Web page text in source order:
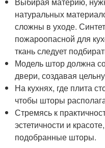
натуральных
сложны в уходе.
пожароопасной для
ткань следует
Модель штор должна
двери, создавая
На кухнях, где плита
чтобы шторы
Стремясь к
эстетичности и
подобранные шторы.